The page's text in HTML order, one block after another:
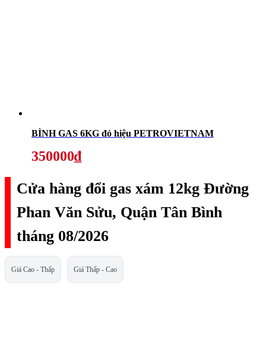
BÌNH GAS 6KG đỏ hiệu PETROVIETNAM
350000₫
Cửa hàng đổi gas xám 12kg Đường
Phan Văn Sửu, Quận Tân Bình
tháng 08/2026
Giá Cao - Thấp Giá Thấp - Cao